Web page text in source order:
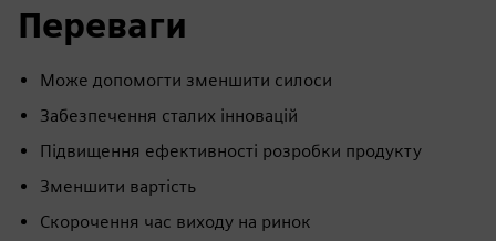
Переваги
Може допомогти зменшити силоси
Забезпечення сталих інновацій
Підвищення ефективності розробки продукту
Зменшити вартість
Скорочення час виходу на ринок